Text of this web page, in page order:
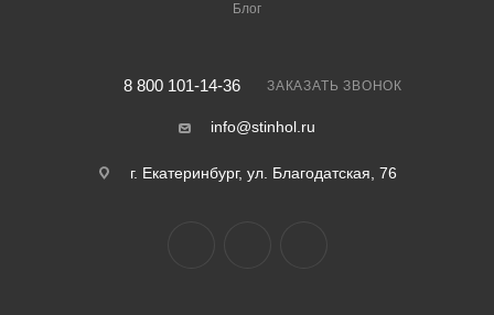
Блог
8 800 101-14-36 ЗАКАЗАТЬ ЗВОНОК
info@stinhol.ru
г. Екатеринбург, ул. Благодатская, 76